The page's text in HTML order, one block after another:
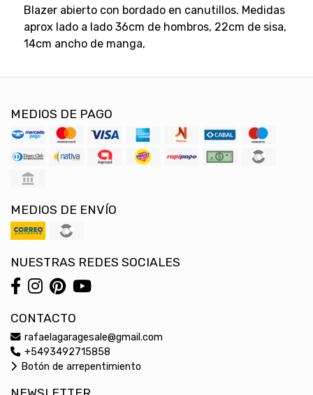
Blazer abierto con bordado en canutillos. Medidas
aprox lado a lado 36cm de hombros, 22cm de sisa,
14cm ancho de manga,
MEDIOS DE PAGO
MEDIOS DE ENVÍO
NUESTRAS REDES SOCIALES
CONTACTO
rafaelagaragesale@gmail.com
+5493492715858
Botón de arrepentimiento